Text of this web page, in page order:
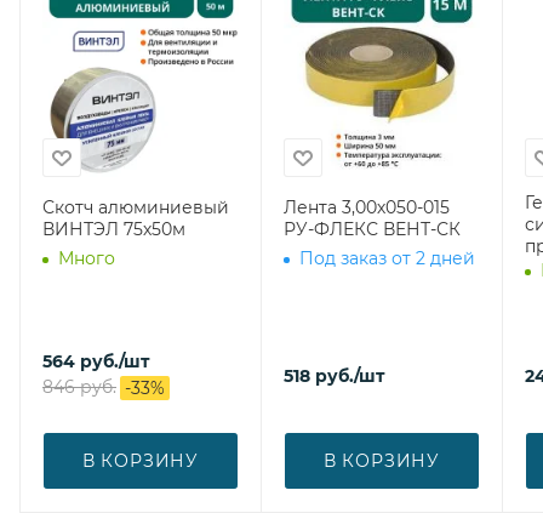
Скотч алюминиевый
ВИНТЭЛ 75х50м
Много
564 руб./шт
846руб. -33%
В КОРЗИНУ
Лента 3,00х050-015
РУ-ФЛЕКС ВЕНТ-СК
Под заказ от 2 дней
518 руб./шт
В КОРЗИНУ